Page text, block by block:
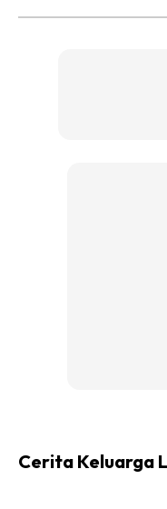
“Mak, nak orang call
tak sedap hati.
Cerita Keluarga